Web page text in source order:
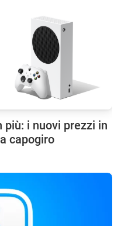
più: i nuovi prezzi in
capogiro